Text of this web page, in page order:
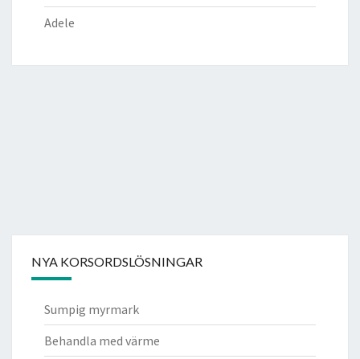
Adele
NYA KORSORDSLÖSNINGAR
Sumpig myrmark
Behandla med värme